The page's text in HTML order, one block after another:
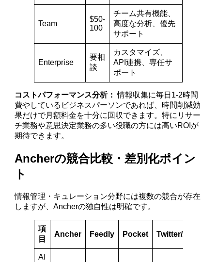
Team
$50-
100
チーム共有機能、
高度な分析、優先
サポート
Enterprise
要相
談
カスタマイズ、
API連携、専任サ
ポート
コストパフォーマンス分析： 情報収集に毎日1-2時間
費やしているビジネスパーソンであれば、時間削減効
果だけで月額料金を十分に回収できます。特にリサー
チ業務や意思決定業務の多い役職の方には高いROIが
期待できます。
Ancherの競合比較・差別化ポイン
ト
情報管理・キュレーション分野には複数の競合が存在
しますが、Ancherの独自性は明確です。
項
目
Ancher Feedly Pocket Twitter/X
AI